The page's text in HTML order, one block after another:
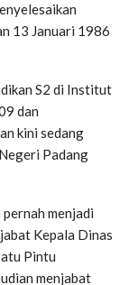
13 Januari 1986
S2 di Institut
dan
kini sedang
Padang
menjadi
Kepala Dinas
Pintu
menjabat